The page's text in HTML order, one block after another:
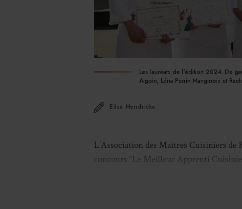
Les lauréats de l'édition 2024. De
Aigoin, Léna Perrin-Manginois et
Elisa Hendrickx
L’Association des Maîtres Cuisiniers
concours “Le Meilleur Apprenti